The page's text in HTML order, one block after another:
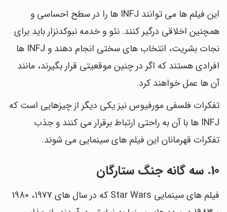
این فیلم ها می توانند INFJ ها را در سطح احساسی و
همچنین اخلاقی درگیر کنند. نئو و خدمه نبوکدنزار باید برای
نجات بشریت، انتخاب های سختی انجام دهند و INFJ ها
افرادی هستند که اگر در چنین موقعیتی قرار بگیرند، مانند
آن ها عمل خواهند کرد.
تفکرات فلسفی مورفیوس نیز یکی دیگر از چیزهایی است که
INFJ ها با آن به راحتی ارتباط برقرار می کنند و جذب
تفکرات قهرمانان این فیلم های سینمایی می شوند.
10. سه گانه جنگ ستارگان
فیلم های سینمایی Star Wars که در سال های 1977، 1980